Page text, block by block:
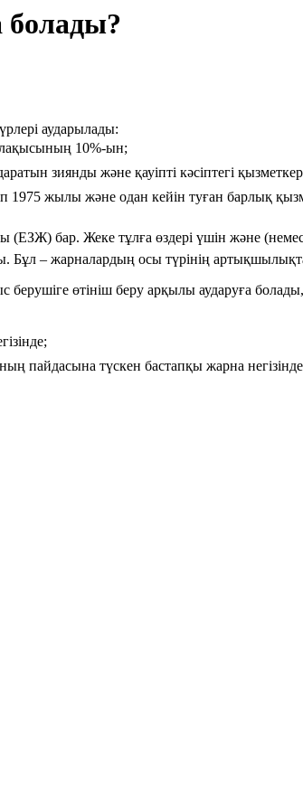
болады?
аударылады:
10%-ын;
зиянды және қауіпті кәсіптегі
жылы және одан кейін туған барлық
бар. Жеке тұлға өздері үшін және
Бұл – жарналардың осы түрінің
өтініш беру арқылы аударуға
пайдасына түскен бастапқы жарна